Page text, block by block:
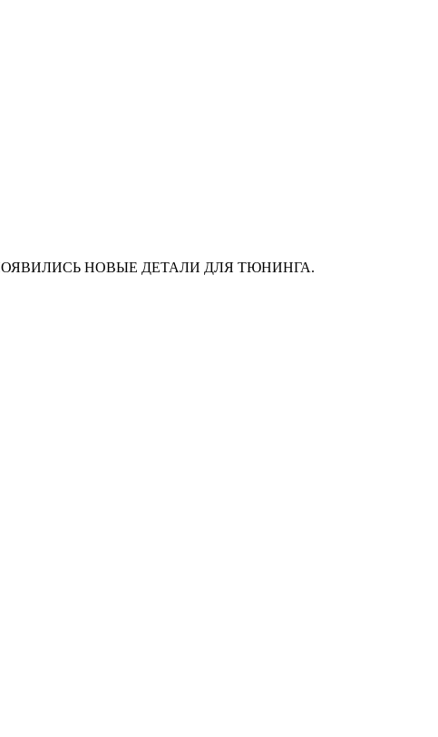
НАС ПОЯВИЛИСЬ НОВЫЕ ДЕТАЛИ ДЛЯ ТЮНИНГА.